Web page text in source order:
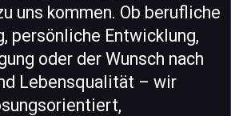
uns kommen. Ob berufliche
persönliche Entwicklung,
oder der Wunsch nach
Lebensqualität – wir